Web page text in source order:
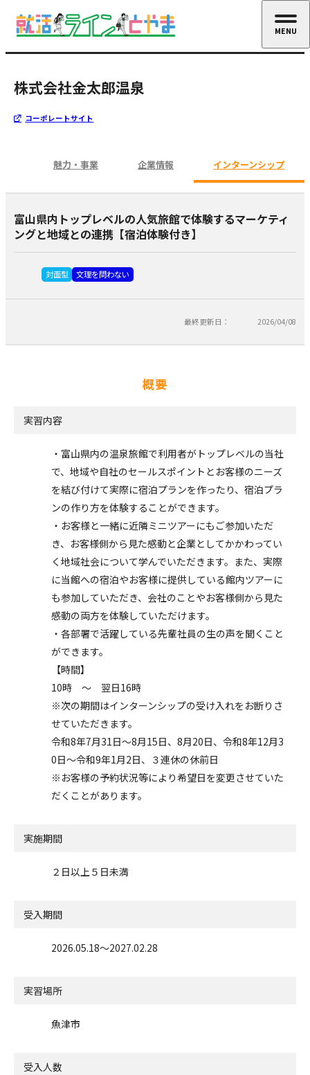
株式会社金太郎温泉
コーポレートサイト
魅力・事業 企業情報 インターンシップ
富山県内トップレベルの人気旅館で体験するマーケティ
ングと地域との連携【宿泊体験付き】
対面型 文理を問わない
最終更新日： 2026/04/08
概要
実習内容
・富山県内の温泉旅館で利用者がトップレベルの当社
で、地域や自社のセールスポイントとお客様のニーズ
を結び付けて実際に宿泊プランを作ったり、宿泊プラ
ンの作り方を体験することができます。
・お客様と一緒に近隣ミニツアーにもご参加いただ
き、お客様側から見た感動と企業としてかかわってい
く地域社会について学んでいただきます。また、実際
に当館への宿泊やお客様に提供している館内ツアーに
も参加していただき、会社のことやお客様側から見た
感動の両方を体験していただけます。
・各部署で活躍している先輩社員の生の声を聞くこと
ができます。
【時間】
10時 ～ 翌日16時
※次の期間はインターンシップの受け入れをお断りさ
せていただきます。
令和8年7月31日～8月15日、8月20日、令和8年12月3
0日～令和9年1月2日、３連休の休前日
※お客様の予約状況等により希望日を変更させていた
だくことがあります。
実施期間
２日以上５日未満
受入期間
2026.05.18〜2027.02.28
実習場所
魚津市
受入人数
MENU